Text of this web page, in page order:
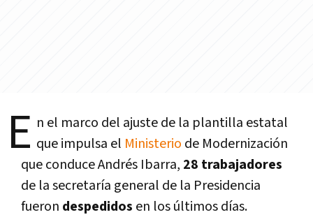
E n el marco del ajuste de la plantilla estatal
que impulsa el Ministerio de Modernización
que conduce Andrés Ibarra, 28 trabajadores
de la secretarí­a general de la Presidencia
fueron despedidos en los últimos dí­as.